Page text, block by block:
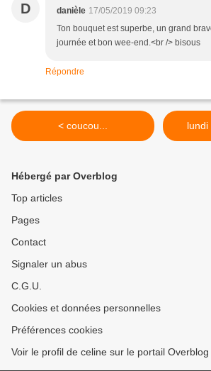
D danièle 17/05/2019 09:23
Ton bouquet est superbe, un grand
journée et bon wee-end.<br /> bisous
Répondre
< coucou...
Hébergé par Overblog
Top articles
Pages
Contact
Signaler un abus
C.G.U.
Cookies et données personnelles
Préférences cookies
Voir le profil de celine sur le portail Overblog